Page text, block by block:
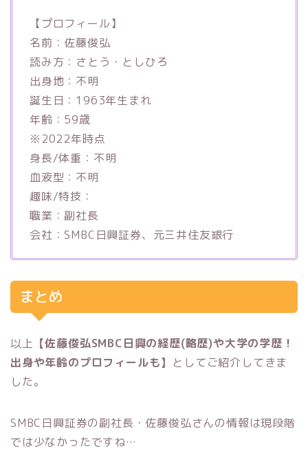
【プロフィール】
名前：佐藤俊弘
読み方：さとう・としひろ
出身地：不明
誕生日：1963年生まれ
年齢：59歳
※2022年時点
身長/体重：不明
血液型：不明
趣味/特技：
職業：副社長
会社：SMBC日興証券、元三井住友銀行
まとめ
以上 【佐藤俊弘SMBC日興の経歴(略歴)や大学の学歴！
出身や年齢のプロフィールも】 としてご紹介してきま
した。
SMBC日興証券の副社長・佐藤俊弘さんの情報は現段階
では少なかったですね…